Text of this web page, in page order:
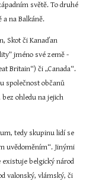
světě. To druhé
na Balkáně.
Skot či Kanaďan
jméno své země -
Britain“) či „Canada“.
společnost občanů
ohledu na jejich
tedy skupinu lidí se
uvědoměním“. Jinými
existuje belgický národ
valonský, vlámský, či